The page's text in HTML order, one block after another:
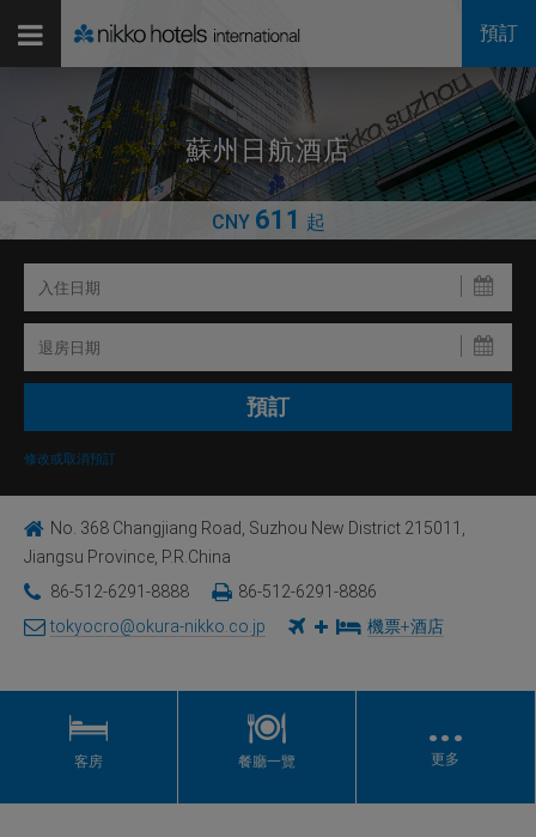
預訂
蘇州日航酒店
CNY 611 起
修改或取消預訂
No. 368 Changjiang Road, Suzhou New District 215011,
Jiangsu Province, P.R.China
86-512-6291-8888
86-512-6291-8886
tokyocro@okura-nikko.co.jp
機票+酒店
客房 餐廳一覽
…
更多